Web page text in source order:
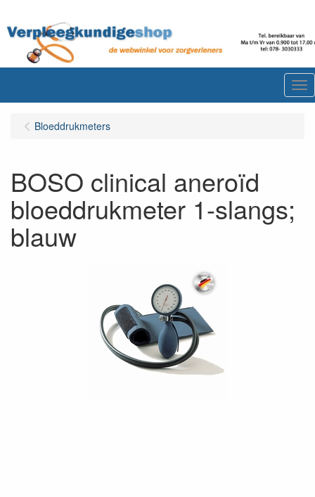
Bloeddrukmeters
BOSO clinical aneroïd
bloeddrukmeter 1-slangs;
blauw